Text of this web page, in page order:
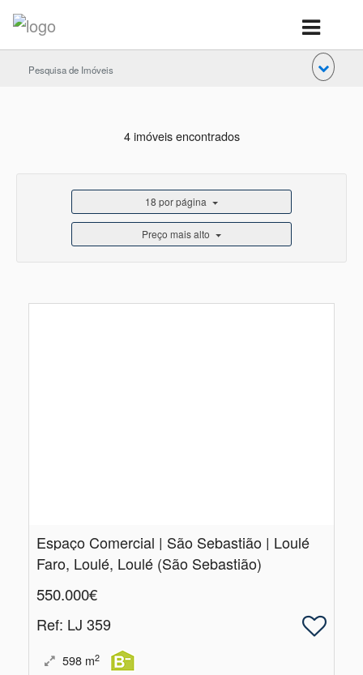
Pesquisa de Imóveis
4 imóveis encontrados
18 por página
Preço mais alto
Espaço Comercial | São Sebastião | Loulé
Faro, Loulé, Loulé (São Sebastião)
550.000€
Ref: LJ 359
598 m2